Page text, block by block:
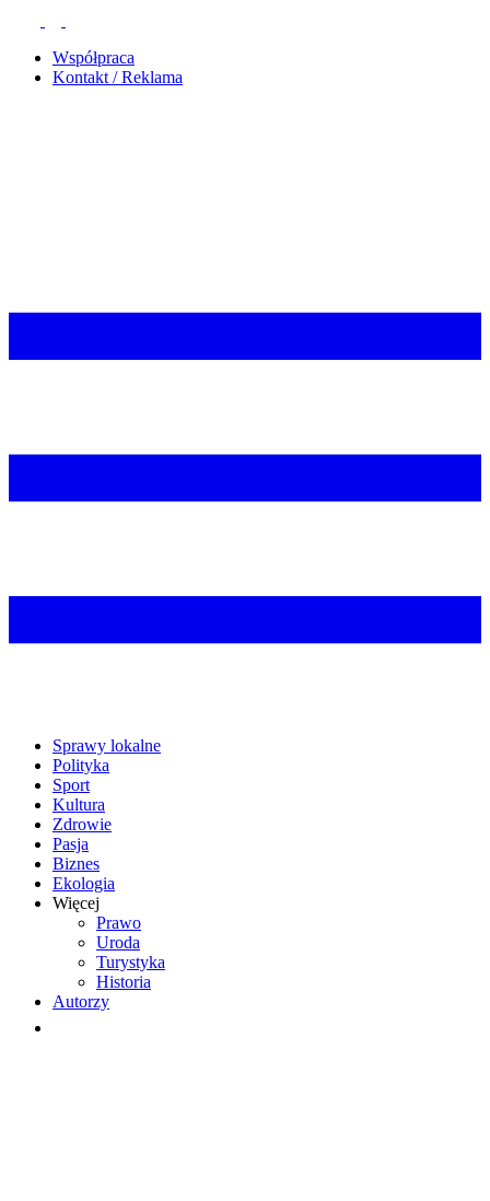
Współpraca
Kontakt / Reklama
Sprawy lokalne
Polityka
Sport
Kultura
Zdrowie
Pasja
Biznes
Ekologia
Więcej
Prawo
Uroda
Turystyka
Historia
Autorzy